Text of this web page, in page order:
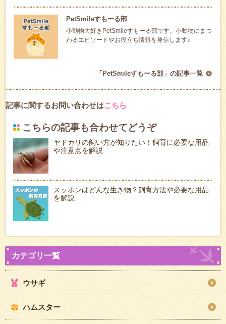
PetSmileすもーる部
小動物大好きPetSmileすもーる部です。小動物にまつ
わるエピソードやお役立ち情報を発信します♪
「PetSmileすもーる部」の記事一覧
記事に関するお問い合わせはこちら
こちらの記事も合わせてどうぞ
ヤドカリの飼い方が知りたい！飼育に必要な用品
や注意点を解説
スッポンはどんな生き物？飼育方法や必要な用品
を解説
ウサギ
ハムスター